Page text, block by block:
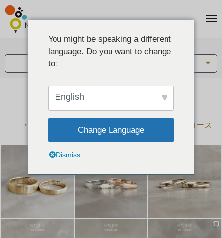
結婚指輪とペアリングのデザイン集
下記コースで手作りされた作品をご紹介します
手作り結婚指輪コース
手作りペアリングコース
You might be speaking a different
language. Do you want to change
to:
English
Change Language
Dismiss